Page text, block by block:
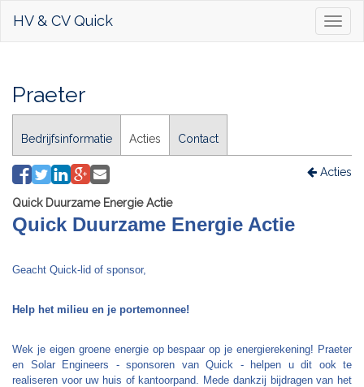
HV & CV Quick
Praeter
Bedrijfsinformatie Acties Contact
Acties
Quick Duurzame Energie Actie
Quick Duurzame Energie Actie
Geacht Quick-lid of sponsor,
Help het milieu en je portemonnee!
Wek je eigen groene energie op bespaar op je energierekening! Praeter
en Solar Engineers - sponsoren van Quick - helpen u dit ook te
realiseren voor uw huis of kantoorpand. Mede dankzij bijdragen van het